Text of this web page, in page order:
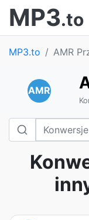
MP3.to
MP3.to AMR
AMR